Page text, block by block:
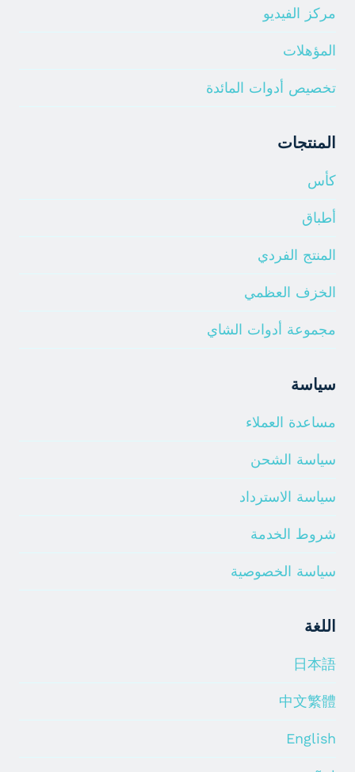
مركز الفيديو
المؤهلات
تخصيص أدوات المائدة
المنتجات
كأس
أطباق
المنتج الفردي
الخزف العظمي
مجموعة أدوات الشاي
سياسة
مساعدة العملاء
سياسة الشحن
سياسة الاسترداد
شروط الخدمة
سياسة الخصوصية
اللغة
日本語
中文繁體
English